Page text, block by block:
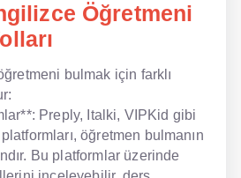
Öğretmeni
bulmak için farklı
Preply, Italki, VIPKid gibi
öğretmen bulmanın
Bu platformlar üzerinde